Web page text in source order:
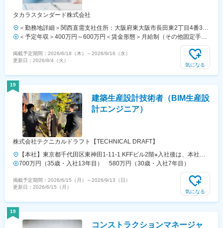
タカラスタンダード株式会社
＜勤務地詳細＞関西直需支社住所：大阪府東大阪市長田東2丁目4番33
号 受動喫煙対策：屋内全面禁煙変更の範囲：会社の定める事業所
＜予定年収＞400万円～600万円＜賃金形態＞月給制（その他固定手当
内訳）食事手当＜賃金内訳＞月額（基本給）：238,800円～363,000円
その他固定手当/月：3,500円＜月給＞242,300円～366,500円＜昇給有
無＞有＜残業手当＞有＜給与補足＞■昇給：年1回（4月）■賞与：年2回
す。月給(月額)は固定手当を含めた表記です。
掲載予定期間： 2026/6/18（木） ～2026/9/16（水）
更新日： 2026/8/4（火）
気になる
19
建築生産設計技術者（BIM生産設
計エンジニア）
株式会社テクニカルドラフト【TECHNICAL DRAFT】
【本社】東京都千代田区東神田1-11-1 KFFビル2階※入社後は、本社で
研修を行いながら社内で設計する案件をお任せします。※それ以降は、
東京都内の各プロジェクト先にて勤務していただきます。※配属先は希
望を考慮し決定。転居を伴う転勤はありません。
700万円（35歳・入社13年目） 580万円（30歳・入社7年目）
掲載予定期間： 2026/6/15（月） ～2026/9/13（日）
更新日： 2026/6/15（月）
気になる
19
コンストラクションマネージャ